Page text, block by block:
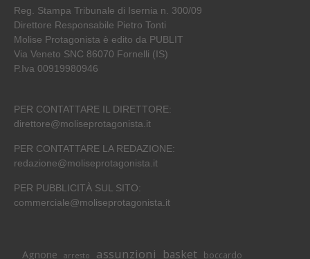
Reg. Stampa Tribunale di Isernia n. 300/09
Direttore Responsabile Pietro Tonti
Molise Protagonista è edito da PUBLIT
Via Veneto SNC 86070 Fornelli (IS)
P.Iva 00919980946
PER CONTATTARE IL DIRETTORE:
direttore@moliseprotagonista.it
PER CONTATTARE LA REDAZIONE:
redazione@moliseprotagonista.it
PER PUBBLICITÀ SUL SITO:
commerciale@moliseprotagonista.it
Agnone arresto assunzioni basket boccardo